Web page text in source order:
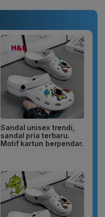
Sandal unisex trendi,
sandal pria terbaru.
Motif kartun berpendar.